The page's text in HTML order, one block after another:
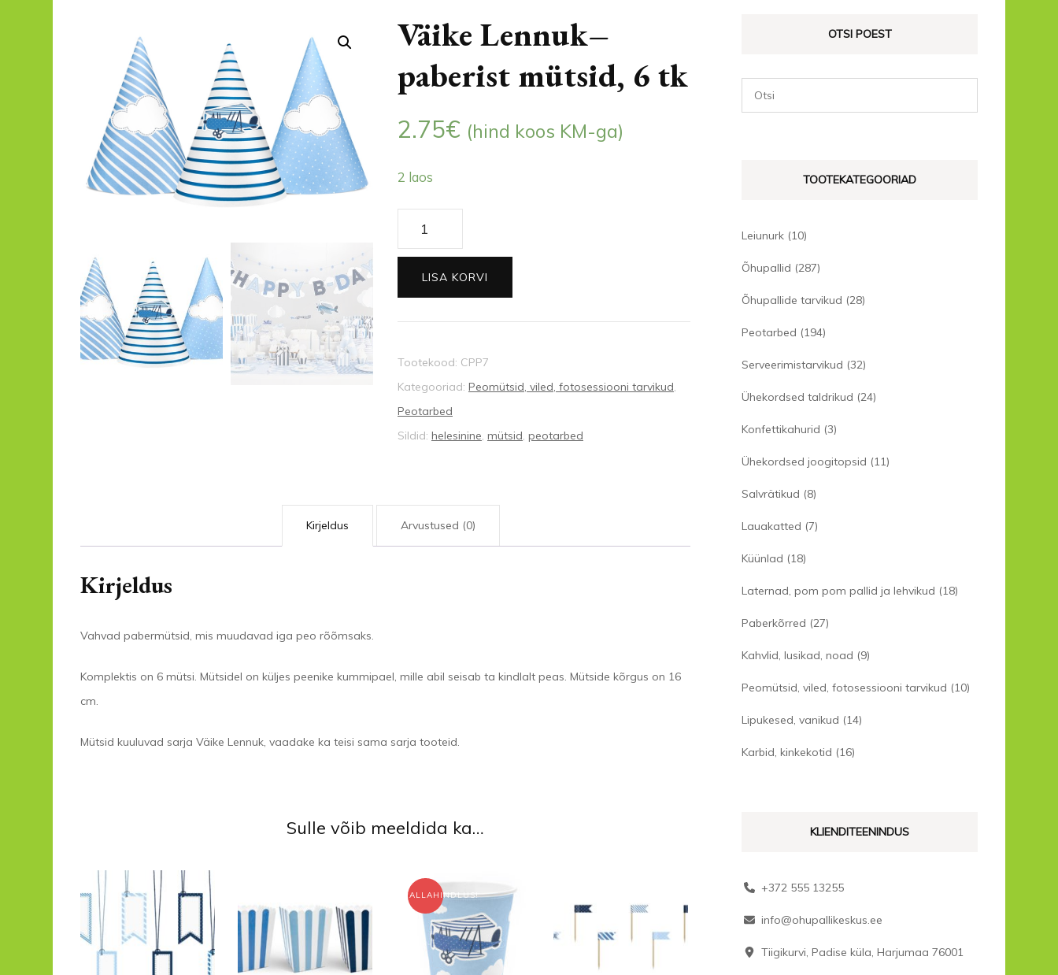
Väike Lennuk–
paberist mütsid, 6 tk
2.75€ (hind koos KM-ga)
2 laos
Väike
Lennuk–
paberist
mütsid,
6
kogus
LISA KORVI
Tootekood: CPP7
Kategooriad: Peomütsid, viled, fotosessiooni tarvikud,
Peotarbed
Sildid: helesinine, mütsid, peotarbed
Kirjeldus Arvustused (0)
Kirjeldus
Vahvad pabermütsid, mis muudavad iga peo rõõmsaks.
Komplektis on 6 mütsi. Mütsidel on küljes peenike kummipael, mille abil seisab ta kindlalt peas. Mütside kõrgus on 16
cm.
Mütsid kuuluvad sarja Väike Lennuk, vaadake ka teisi sama sarja tooteid.
Sulle võib meeldida ka…
ALLAHINDLUS!
OTSI POEST
TOOTEKATEGOORIAD
Leiunurk (10)
Õhupallid (287)
Õhupallide tarvikud (28)
Peotarbed (194)
Serveerimistarvikud (32)
Ühekordsed taldrikud (24)
Konfettikahurid (3)
Ühekordsed joogitopsid (11)
Salvrätikud (8)
Lauakatted (7)
Küünlad (18)
Laternad, pom pom pallid ja lehvikud (18)
Paberkõrred (27)
Kahvlid, lusikad, noad (9)
Peomütsid, viled, fotosessiooni tarvikud (10)
Lipukesed, vanikud (14)
Karbid, kinkekotid (16)
KLIENDITEENINDUS
+372 555 13255
info@ohupallikeskus.ee
Tiigikurvi, Padise küla, Harjumaa 76001